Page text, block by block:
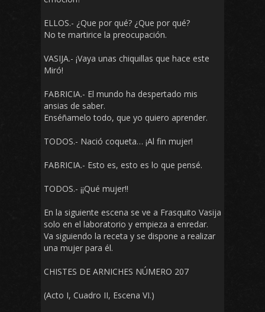
ELLOS.- ¿Que por qué? ¿Que por qué?
No te martirice la preocupación.
VASIJA.- ¡Vaya unas chiquillas que hace este
Miró!
FABRICIA.- El mundo ha despertado mis
ansias de saber.
Enséñamelo todo, que yo quiero aprender.
TODOS.- Nació coqueta… ¡Al fin mujer!
FABRICIA.- Esto es, esto es lo que pensé.
TODOS.- ¡¡Qué mujer!!
En la siguiente escena se ve a Frasquito Vasija
solo en el laboratorio y empieza a enredar.
Va siguiendo la receta y se dispone a realizar
una mujer para él.
CHISTES DE ARNICHES NÚMERO 207
(Acto I, Cuadro II, Escena VI.)